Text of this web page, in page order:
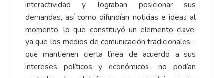
interactividad y lograban posicionar sus
demandas, así como difundían noticias e ideas al
momento, lo que constituyó un elemento clave,
ya que los medios de comunicación tradicionales -
que mantienen cierta línea de acuerdo a sus
intereses políticos y económicos- no podían